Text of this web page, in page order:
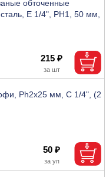
обточенные
Е 1/4", PH1, 50 мм,
215 ₽
Ph2x25 мм, C 1/4", (2
50 ₽